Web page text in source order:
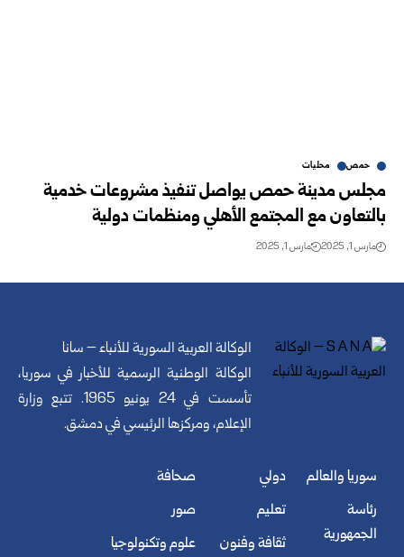
حمص محليات
مجلس مدينة حمص يواصل تنفيذ مشروعات خدمية
بالتعاون مع المجتمع الأهلي ومنظمات دولية
مارس 1, 2025 مارس 1, 2025
الوكالة العربية السورية للأنباء – سانا
الوكالة الوطنية الرسمية للأخبار في سوريا،
تأسست في 24 يونيو 1965. تتبع وزارة
الإعلام، ومركزها الرئيسي في دمشق.
سوريا والعالم
رئاسة
الجمهورية
دولي
تعليم
ثقافة وفنون
صحافة
صور
علوم وتكنولوجيا